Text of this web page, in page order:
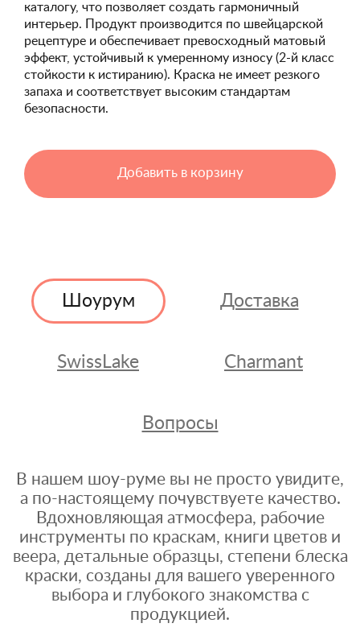
каталогу, что позволяет создать гармоничный
интерьер. Продукт производится по швейцарской
рецептуре и обеспечивает превосходный матовый
эффект, устойчивый к умеренному износу (2-й класс
стойкости к истиранию). Краска не имеет резкого
запаха и соответствует высоким стандартам
безопасности.
Добавить в корзину
Шоурум Доставка
SwissLake Charmant
Вопросы
В нашем шоу-руме вы не просто увидите,
а по-настоящему почувствуете качество.
Вдохновляющая атмосфера, рабочие
инструменты по краскам, книги цветов и
веера, детальные образцы, степени блеска
краски, созданы для вашего уверенного
выбора и глубокого знакомства с
продукцией.